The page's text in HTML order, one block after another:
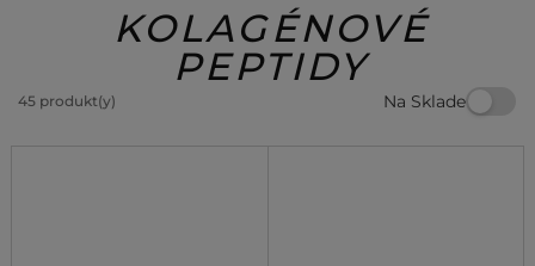
Beauty
KOLAGÉNOVÉ
PEPTIDY
45 produkt(y) Na Sklade